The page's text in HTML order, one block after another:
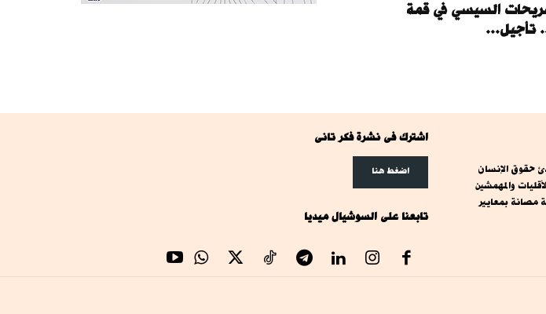
السيسي في قمة
تأجيل...
حقوق الإنسان
والمهمشين
مصانة بمعايير
اشترك فى نشرة فكر تانى
اضغط هنا
تابعنا على السوشيال ميديا